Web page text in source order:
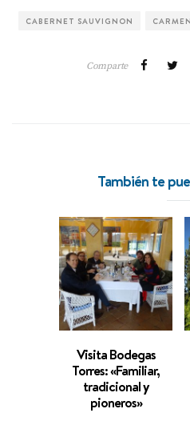
CABERNET SAUVIGNON
Comparte
También te
Visita Bodegas
Torres: «Familiar,
tradicional y
pioneros»